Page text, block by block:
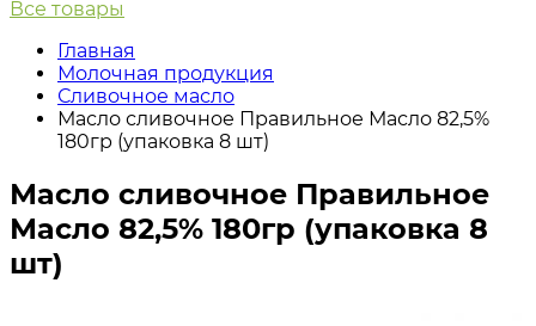
Все товары
Главная
Молочная продукция
Сливочное масло
Масло сливочное Правильное Масло 82,5%
180гр (упаковка 8 шт)
Масло сливочное Правильное
Масло 82,5% 180гр (упаковка 8
шт)